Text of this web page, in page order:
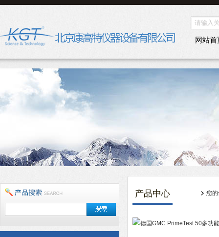
网站首
产品中心 您